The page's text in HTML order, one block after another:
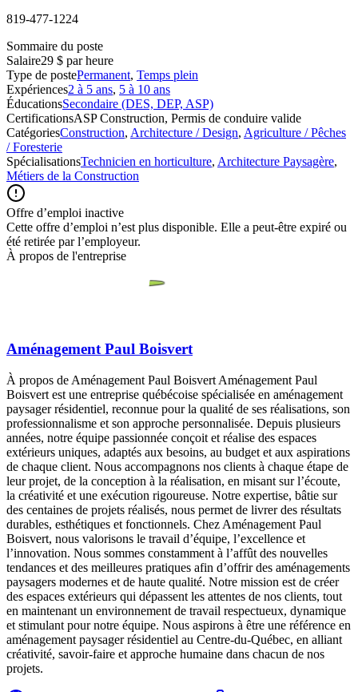
819-477-1224
Sommaire du poste
Salaire29 $ par heure
Type de postePermanent, Temps plein
Expériences2 à 5 ans, 5 à 10 ans
ÉducationsSecondaire (DES, DEP, ASP)
CertificationsASP Construction, Permis de conduire valide
CatégoriesConstruction, Architecture / Design, Agriculture / Pêches
/ Foresterie
SpécialisationsTechnicien en horticulture, Architecture Paysagère,
Métiers de la Construction
Offre d’emploi inactive
Cette offre d’emploi n’est plus disponible. Elle a peut-être expiré ou
été retirée par l’employeur.
À propos de l'entreprise
Aménagement Paul Boisvert
À propos de Aménagement Paul Boisvert Aménagement Paul
Boisvert est une entreprise québécoise spécialisée en aménagement
paysager résidentiel, reconnue pour la qualité de ses réalisations, son
professionnalisme et son approche personnalisée. Depuis plusieurs
années, notre équipe passionnée conçoit et réalise des espaces
extérieurs uniques, adaptés aux besoins, au budget et aux aspirations
de chaque client. Nous accompagnons nos clients à chaque étape de
leur projet, de la conception à la réalisation, en misant sur l’écoute,
la créativité et une exécution rigoureuse. Notre expertise, bâtie sur
des centaines de projets réalisés, nous permet de livrer des résultats
durables, esthétiques et fonctionnels. Chez Aménagement Paul
Boisvert, nous valorisons le travail d’équipe, l’excellence et
l’innovation. Nous sommes constamment à l’affût des nouvelles
tendances et des meilleures pratiques afin d’offrir des aménagements
paysagers modernes et de haute qualité. Notre mission est de créer
des espaces extérieurs qui dépassent les attentes de nos clients, tout
en maintenant un environnement de travail respectueux, dynamique
et stimulant pour notre équipe. Nous aspirons à être une référence en
aménagement paysager résidentiel au Centre-du-Québec, en alliant
créativité, savoir-faire et approche humaine dans chacun de nos
projets.